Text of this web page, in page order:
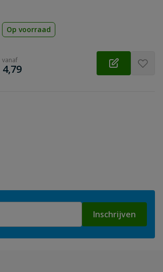
Op voorraad
vanaf
€
4,79
Inschrijven